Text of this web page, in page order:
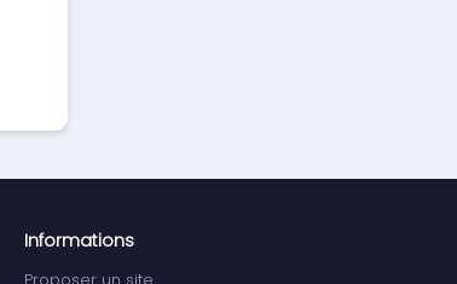
Informations